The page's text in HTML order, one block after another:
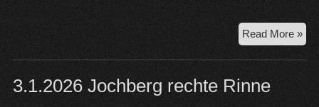
Read More »
und
3.1.2026 Jochberg rechte Rinne